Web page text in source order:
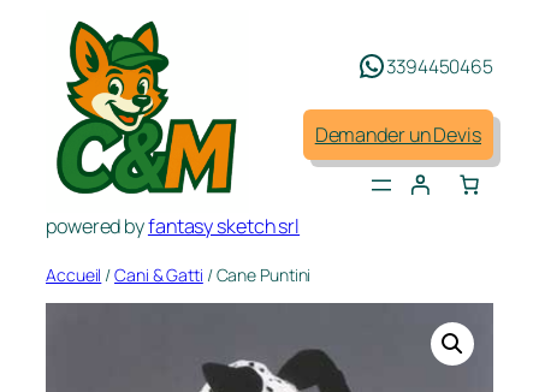
contenu
powered byfantasy sketch srl
3394450465
Demander un Devis
Accueil /Cani & Gatti / Cane Puntini